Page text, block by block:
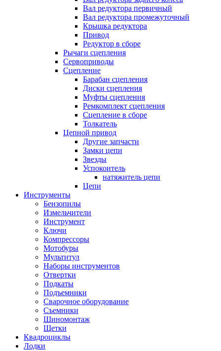
Вал редуктора первичный
Вал редуктора промежуточный
Крышка редуктора
Привод
Редуктор в сборе
Рычаги сцепления
Сервоприводы
Сцепление
Барабан сцепления
Диски сцепления
Муфты сцепления
Ремкомплект сцепления
Сцепление в сборе
Толкатель
Цепной привод
Другие запчасти
Замки цепи
Звезды
Успокоитель
натяжитель цепи
Цепи
Инструменты
Бензопилы
Измельчители
Инструмент
Ключи
Компрессоры
Мотобуры
Мультитул
Наборы инструментов
Отвертки
Подкаты
Подъемники
Сварочное оборудование
Съемники
Шиномонтаж
Щетки
Квадроциклы
Лодки